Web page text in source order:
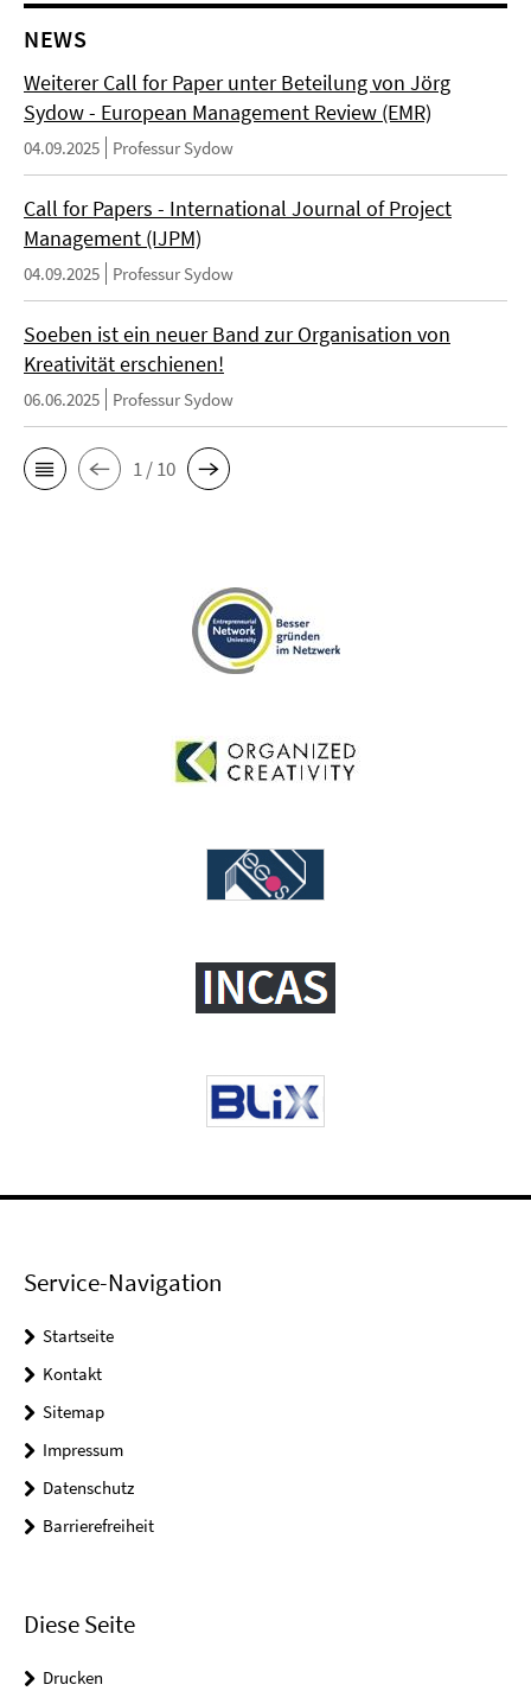
NEWS
Weiterer Call for Paper unter Beteilung von Jörg
Sydow - European Management Review (EMR)
04.09.2025 Professur Sydow
Call for Papers - International Journal of Project
Management (IJPM)
04.09.2025 Professur Sydow
Soeben ist ein neuer Band zur Organisation von
Kreativität erschienen!
06.06.2025 Professur Sydow
1 / 10
Service-Navigation
Startseite
Kontakt
Sitemap
Impressum
Datenschutz
Barrierefreiheit
Diese Seite
Drucken